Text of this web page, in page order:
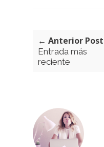
← Anterior Post
Entrada más
reciente